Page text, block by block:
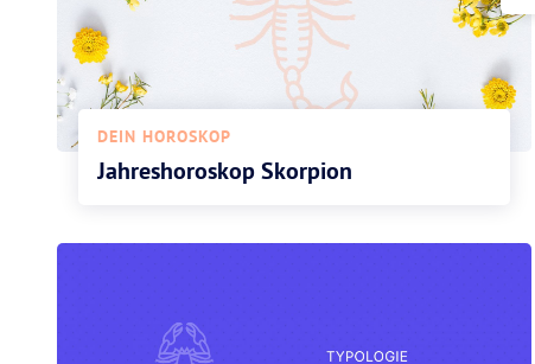
DEIN HOROSKOP
Jahreshoroskop Skorpion